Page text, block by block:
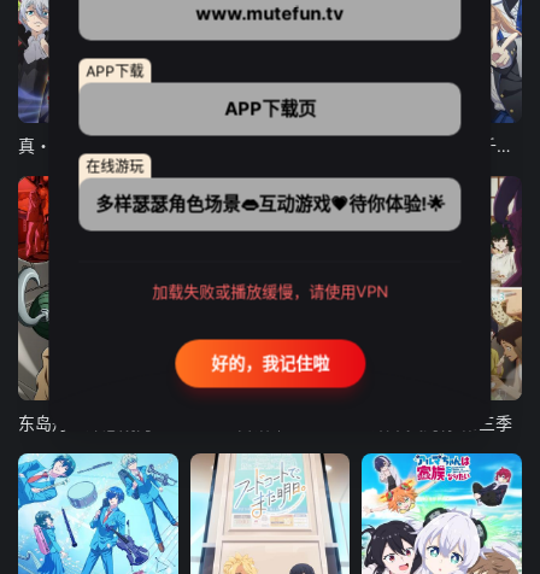
12集全
弹珠汽水瓶里的千岁同学
致不灭的你 第三季
www.mutefun.tv
APP下载
APP下载页
在线游玩
多样瑟瑟角色场景👄互动游戏💗待你体验!🌟
加载失败或播放缓慢，请使用VPN
好的，我记住啦